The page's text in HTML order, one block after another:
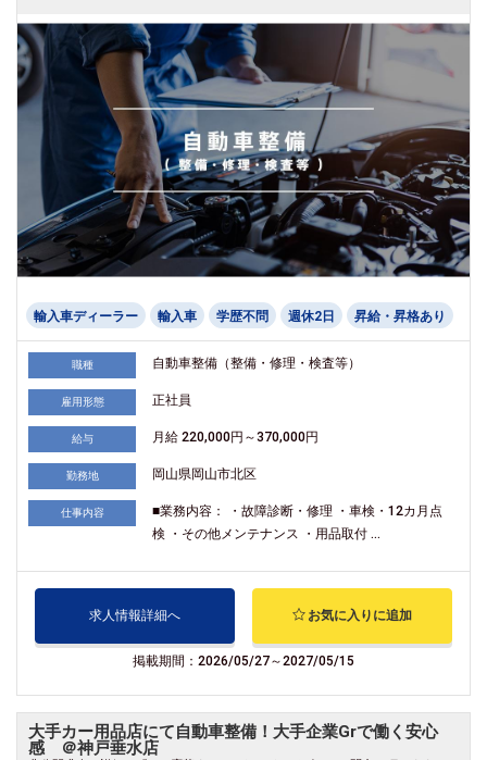
輸入車ディーラー 輸入車 学歴不問 週休2日 昇給・昇格あり
職種 自動車整備（整備・修理・検査等）
雇用形態 正社員
給与 月給 220,000円～370,000円
勤務地 岡山県岡山市北区
仕事内容
■業務内容： ・故障診断・修理 ・車検・12カ月点
検 ・その他メンテナンス ・用品取付 ...
求人情報詳細へ お気に入りに追加
掲載期間：2026/05/27～2027/05/15
大手カー用品店にて自動車整備！大手企業Grで働く安心
感 ＠神戸垂水店